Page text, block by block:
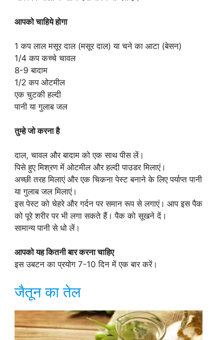
आपको चाहिये होगा
1 कप लाल मसूर दाल (मसूर दाल) या चने का आटा (बेसन)
1/4 कप कच्चे चावल
8-9 बादाम
1/2 कप ओटमील
एक चुटकी हल्दी
पानी या गुलाब जल
तुम्हे जो करना है
दाल, चावल और बादाम को एक साथ पीस लें।
पिसे हुए मिश्रण में ओटमील और हल्दी पाउडर मिलाएं।
अच्छी तरह मिलाएं और एक चिकना पेस्ट बनाने के लिए पर्याप्त पानी
या गुलाब जल मिलाएं।
इस पेस्ट को चेहरे और गर्दन पर समान रूप से लगाएं। आप इस पैक
को पूरे शरीर पर भी लगा सकते हैं। पैक को सूखने दें।
सामान्य पानी से धो लें।
आपको यह कितनी बार करना चाहिए
इस उबटन का प्रयोग 7-10 दिन में एक बार करें।
जैतून का तेल